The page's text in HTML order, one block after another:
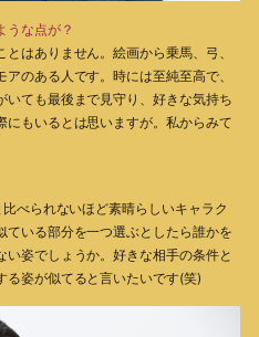
うな点が？
はありません。絵画から乗馬、弓、
のある人です。時には至純至高で、
ても最後まで見守り、好きな気持ち
もいるとは思いますが。私からみて
べられないほど素晴らしいキャラク
いる部分を一つ選ぶとしたら誰かを
姿でしょうか。好きな相手の条件と
姿が似てると言いたいです(笑)